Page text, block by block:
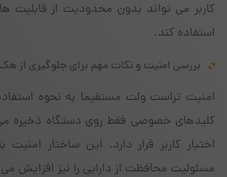
کاربر می تواند بدون محدودیت از قابلیت
استفاده کند.
بررسی امنیت و نکات مهم برای جلوگیری از هک
امنیت تراست ولت مستقیما به نحوه
کلیدهای خصوصی فقط روی دستگاه ذخیره
اختیار کاربر قرار دارد. این ساختار امنیت
مسئولیت محافظت از دارایی را نیز افزایش